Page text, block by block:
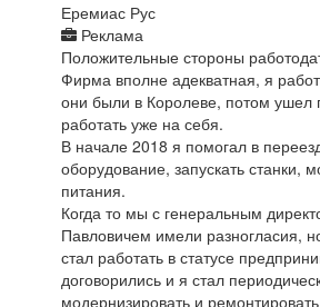
Еремиас Рус
Реклама
Положительные стороны
Фирма вполне адекватная, я
они были в Королеве, потом ушел
работать уже на себя.
В начале 2018 я помогал в
оборудование, запускать станки,
питания.
Когда то мы с генеральным
Павловичем имели разногласия,
стал работать в статусе
договорились и я стал
модернизировать и